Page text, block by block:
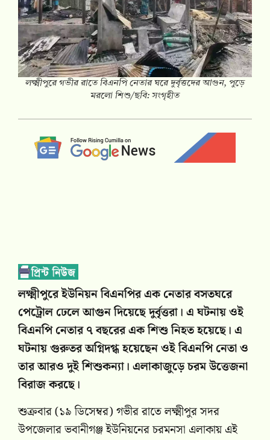
লক্ষ্মীপুরে গভীর রাতে বিএনপি নেতার ঘরে দুর্বৃত্তদের আগুন, পুড়ে
মরলো শিশু/ছবি: সংগৃহীত
লক্ষ্মীপুরে ইউনিয়ন বিএনপির এক নেতার বসতঘরে
পেট্রোল ঢেলে আগুন দিয়েছে দুর্বৃত্তরা। এ ঘটনায় ওই
বিএনপি নেতার ৭ বছরের এক শিশু নিহত হয়েছে। এ
ঘটনায় গুরুতর অগ্নিদগ্ধ হয়েছেন ওই বিএনপি নেতা ও
তার আরও দুই শিশুকন্যা। এলাকাজুড়ে চরম উত্তেজনা
বিরাজ করছে।
শুক্রবার (১৯ ডিসেম্বর) গভীর রাতে লক্ষ্মীপুর সদর
উপজেলার ভবানীগঞ্জ ইউনিয়নের চরমনসা এলাকায় এই